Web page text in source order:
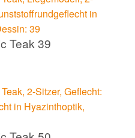
Teak 39